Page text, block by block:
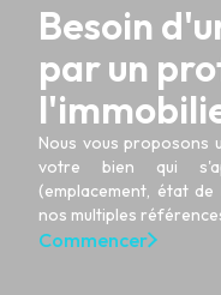
Besoin
par un
Nous vous proposons
votre bien qui
(emplacement, état de
nos multiples
Commencer